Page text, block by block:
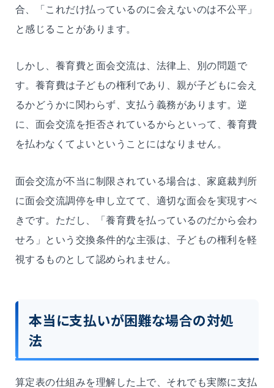
合、「これだけ払っているのに会えないのは不公平」
と感じることがあります。
しかし、養育費と面会交流は、法律上、別の問題で
す。養育費は子どもの権利であり、親が子どもに会え
るかどうかに関わらず、支払う義務があります。逆
に、面会交流を拒否されているからといって、養育費
を払わなくてよいということにはなりません。
面会交流が不当に制限されている場合は、家庭裁判所
に面会交流調停を申し立てて、適切な面会を実現すべ
きです。ただし、「養育費を払っているのだから会わ
せろ」という交換条件的な主張は、子どもの権利を軽
視するものとして認められません。
本当に支払いが困難な場合の対処
法
算定表の仕組みを理解した上で、それでも実際に支払